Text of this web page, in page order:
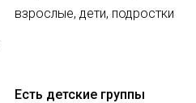
взрослые, дети, подростки
Есть детские группы